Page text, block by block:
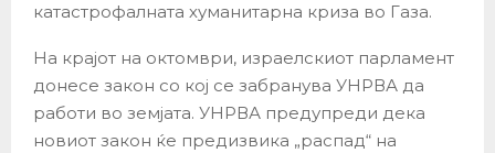
катастрофалната хуманитарна криза во Газа.
На крајот на октомври, израелскиот парламент
донесе закон со кој се забранува УНРВА да
работи во земјата. УНРВА предупреди дека
новиот закон ќе предизвика „распад“ на